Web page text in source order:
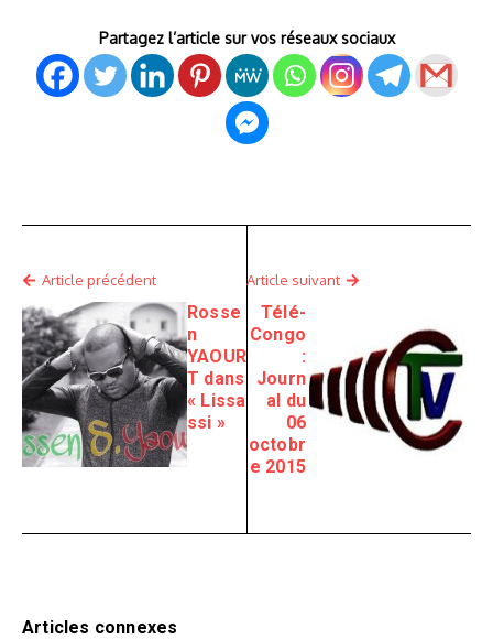
Partagez l’article sur vos réseaux sociaux
Article précédent
Rosse
n
YAOUR
T dans
« Lissa
ssi »
Article suivant
Télé-
Congo
:
Journ
al du
06
octobr
e 2015
Articles connexes